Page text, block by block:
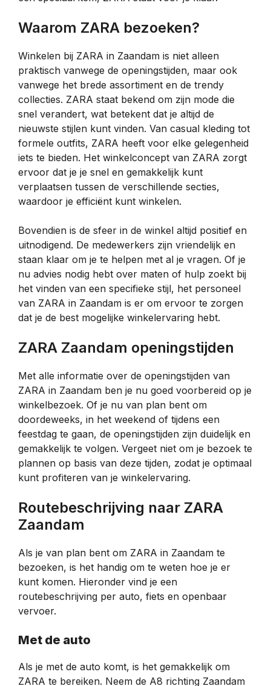
Waarom ZARA bezoeken?
Winkelen bij ZARA in Zaandam is niet alleen
praktisch vanwege de openingstijden, maar ook
vanwege het brede assortiment en de trendy
collecties. ZARA staat bekend om zijn mode die
snel verandert, wat betekent dat je altijd de
nieuwste stijlen kunt vinden. Van casual kleding tot
formele outfits, ZARA heeft voor elke gelegenheid
iets te bieden. Het winkelconcept van ZARA zorgt
ervoor dat je je snel en gemakkelijk kunt
verplaatsen tussen de verschillende secties,
waardoor je efficiënt kunt winkelen.
Bovendien is de sfeer in de winkel altijd positief en
uitnodigend. De medewerkers zijn vriendelijk en
staan klaar om je te helpen met al je vragen. Of je
nu advies nodig hebt over maten of hulp zoekt bij
het vinden van een specifieke stijl, het personeel
van ZARA in Zaandam is er om ervoor te zorgen
dat je de best mogelijke winkelervaring hebt.
ZARA Zaandam openingstijden
Met alle informatie over de openingstijden van
ZARA in Zaandam ben je nu goed voorbereid op je
winkelbezoek. Of je nu van plan bent om
doordeweeks, in het weekend of tijdens een
feestdag te gaan, de openingstijden zijn duidelijk en
gemakkelijk te volgen. Vergeet niet om je bezoek te
plannen op basis van deze tijden, zodat je optimaal
kunt profiteren van je winkelervaring.
Routebeschrijving naar ZARA
Zaandam
Als je van plan bent om ZARA in Zaandam te
bezoeken, is het handig om te weten hoe je er
kunt komen. Hieronder vind je een
routebeschrijving per auto, fiets en openbaar
vervoer.
Met de auto
Als je met de auto komt, is het gemakkelijk om
ZARA te bereiken. Neem de A8 richting Zaandam